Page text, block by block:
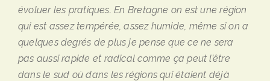
évoluer les pratiques. En Bretagne on est une région
qui est assez tempérée, assez humide, même si on a
quelques degrés de plus je pense que ce ne sera
pas aussi rapide et radical comme ça peut l’être
dans le sud où dans les régions qui étaient déjà